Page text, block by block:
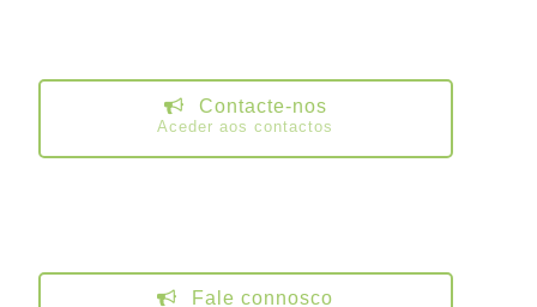
Contacte-nos
Aceder aos contactos
Fale connosco